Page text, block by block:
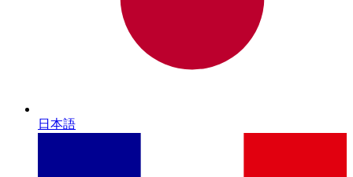
日本語